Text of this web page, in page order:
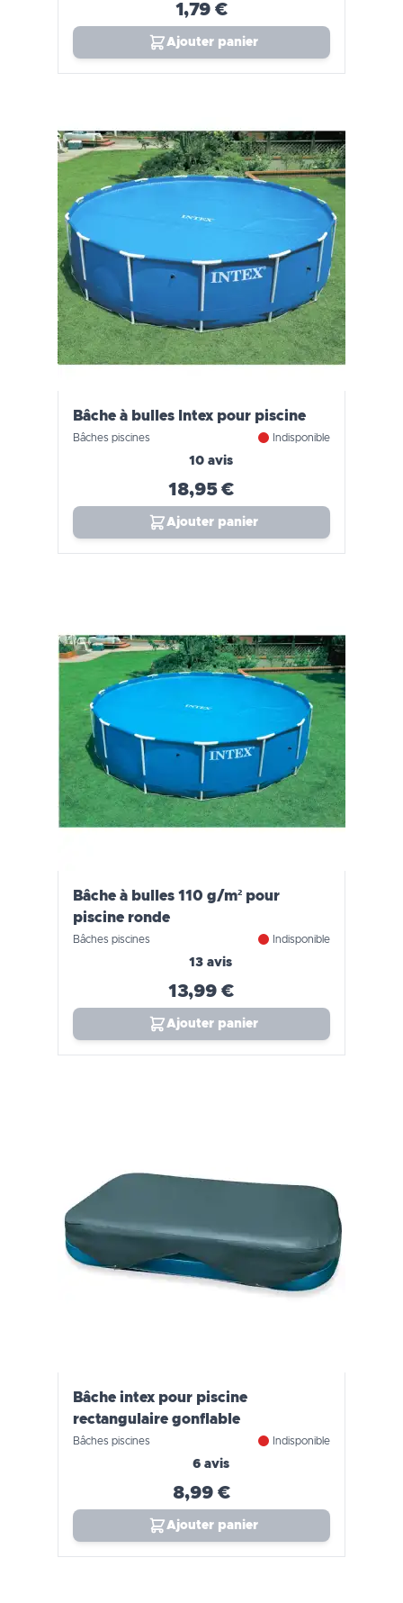
1,79 €
Ajouter panier
Bâche à bulles Intex pour piscine
Bâches piscines Indisponible
10 avis
18,95 €
Ajouter panier
Bâche à bulles 110 g/m² pour
piscine ronde
Bâches piscines Indisponible
13 avis
13,99 €
Ajouter panier
Bâche intex pour piscine
rectangulaire gonflable
Bâches piscines Indisponible
6 avis
8,99 €
Ajouter panier